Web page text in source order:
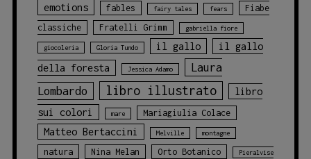
emotions
fables fairy tales fears
Fiabe
classiche
Fratelli Grimm gabriella fiore
giocoleria Gloria Tundo il gallo
il gallo
della foresta
Jessica Adamo
Laura
Lombardo
libro illustrato
libro
sui colori
mare Mariagiulia Colace
Matteo Bertaccini Melville montagne
natura Nina Melan Orto Botanico Pieralvise